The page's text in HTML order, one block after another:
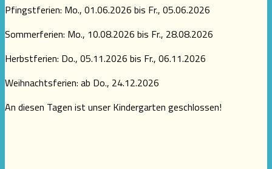
Pfingstferien: Mo., 01.06.2026 bis Fr., 05.06.2026
Sommerferien: Mo., 10.08.2026 bis Fr., 28.08.2026
Herbstferien: Do., 05.11.2026 bis Fr., 06.11.2026
Weihnachtsferien: ab Do., 24.12.2026
An diesen Tagen ist unser Kindergarten geschlossen!